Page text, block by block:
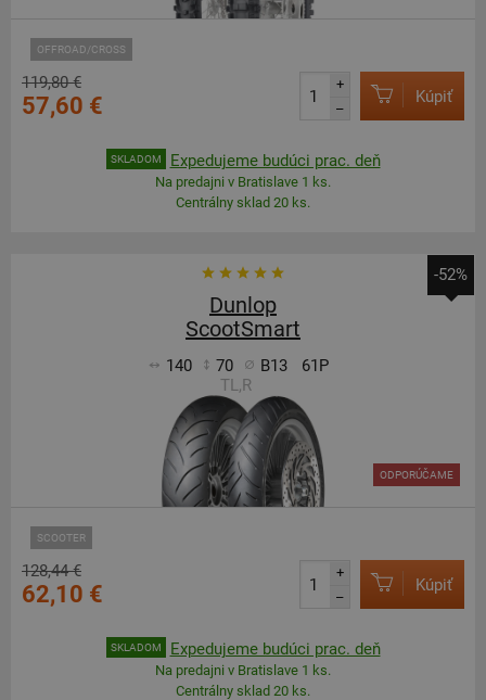
OFFROAD/CROSS
119,80 €
57,60 €
+
–
Kúpiť
SKLADOM Expedujeme budúci prac. deň
Na predajni v Bratislave 1 ks.
Centrálny sklad 20 ks.
-52%
Dunlop
ScootSmart
140 70 B13
61P
TL,R
SCOOTER
ODPORÚČAME
128,44 €
62,10 €
+
–
Kúpiť
SKLADOM Expedujeme budúci prac. deň
Na predajni v Bratislave 1 ks.
Centrálny sklad 20 ks.